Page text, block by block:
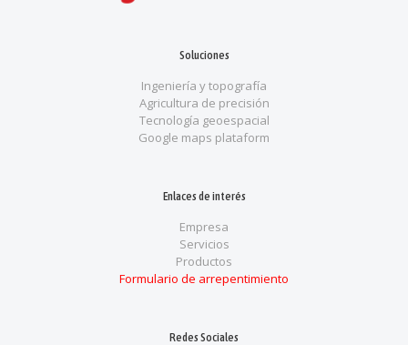
Soluciones
Ingeniería y topografía
Agricultura de precisión
Tecnología geoespacial
Google maps plataform
Enlaces de interés
Empresa
Servicios
Productos
Formulario de arrepentimiento
Redes Sociales